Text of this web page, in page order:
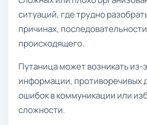
ситуаций, где трудно
причинах,
происходящего.
Путаница может возникать из-
информации, противоречивых
ошибок в коммуникации или
сложности.